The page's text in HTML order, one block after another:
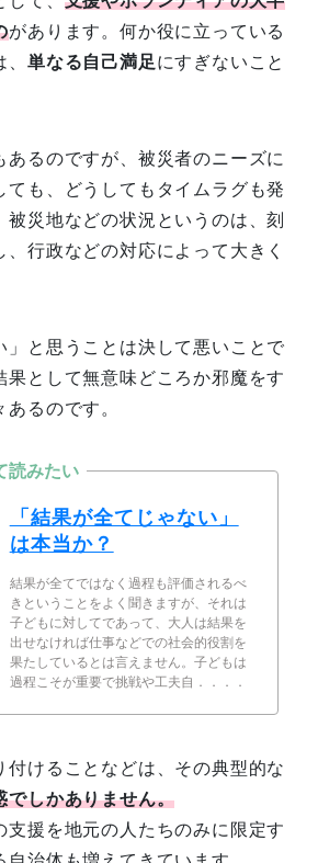
があります。何か役に立っている
単なる自己満足にすぎないこと
あるのですが、被災者のニーズに
ても、どうしてもタイムラグも発
被災地などの状況というのは、刻
行政などの対応によって大きく
」と思うことは決して悪いことで
果として無意味どころか邪魔をす
るのです。
「結果が全てじゃない」
は本当か？
結果が全てではなく過程も評価されるべ
きということをよく聞きますが、それは
子どもに対してであって、大人は結果を
出せなければ仕事などでの社会的役割を
果たしているとは言えません。子どもは
過程こそが重要で挑戦や工夫自．．．．
付けることなどは、その典型的な
でしかありません。
支援を地元の人たちのみに限定す